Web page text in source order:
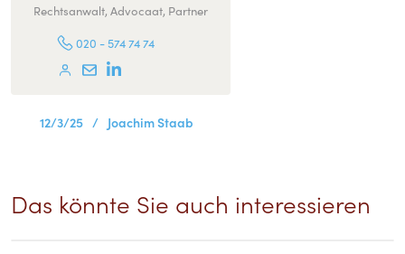
Rechtsanwalt, Advocaat, Partner
020 - 574 74 74
12/3/25 / Joachim Staab
Das könnte Sie auch interessieren